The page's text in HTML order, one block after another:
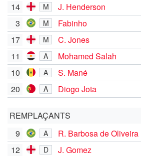
14 M
J. Henderson
3
M Fabinho
17 M
C. Jones
11
A Mohamed Salah
10 A S. Mané
20 A Diogo Jota
REMPLAÇANTS
9
A R. Barbosa de Oliveira
12 D J. Gomez